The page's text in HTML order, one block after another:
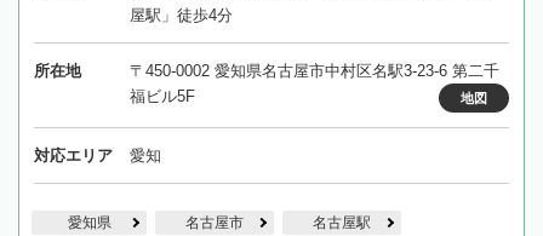
屋駅」徒歩4分
所在地
〒450-0002 愛知県名古屋市中村区名駅3-23-6 第二千
福ビル5F
地図
対応エリア 愛知
愛知県 名古屋市 名古屋駅